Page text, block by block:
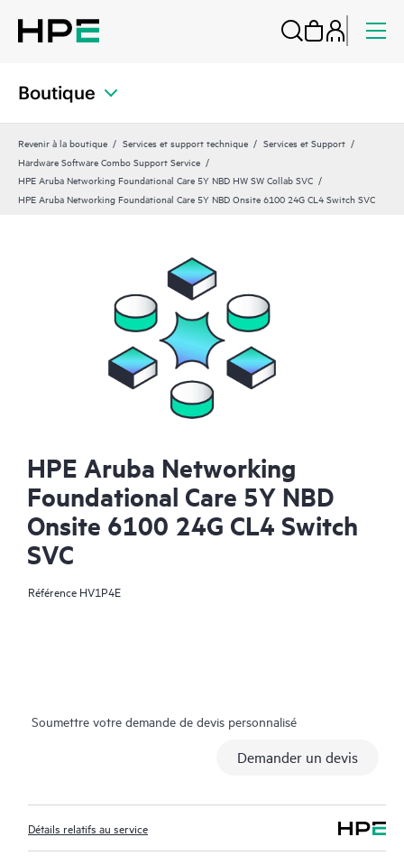
Boutique
Revenir à la boutique Services et support technique
Services et Support
Hardware Software Combo Support Service
HPE Aruba Networking Foundational Care 5Y NBD HW SW Collab SVC
HPE Aruba Networking Foundational Care 5Y NBD Onsite 6100 24G CL4 Switch SVC
HPE Aruba Networking
Foundational Care 5Y NBD
Onsite 6100 24G CL4 Switch
SVC
Référence HV1P4E
Soumettre votre demande de devis personnalisé
Demander un devis
Détails relatifs au service